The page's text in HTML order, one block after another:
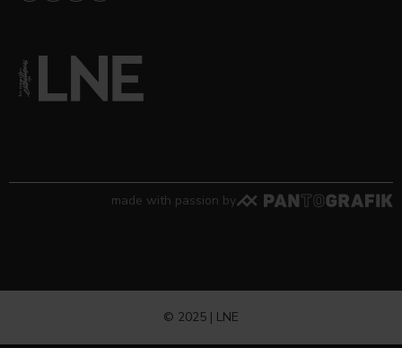
made with passion by
© 2025 | LNE